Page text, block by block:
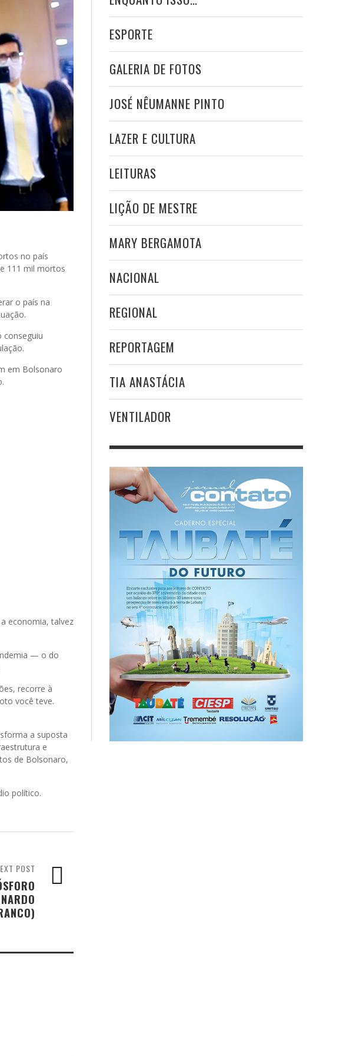
no país
111 mil mortos
o país na
conseguiu
em Bolsonaro
economia, talvez
— o do
recorre à
você teve.
a suposta
e
de Bolsonaro,
político.
POST
ESPORTE
GALERIA DE FOTOS
JOSÉ NÊUMANNE PINTO
LAZER E CULTURA
LEITURAS
LIÇÃO DE MESTRE
MARY BERGAMOTA
NACIONAL
REGIONAL
REPORTAGEM
TIA ANASTÁCIA
VENTILADOR